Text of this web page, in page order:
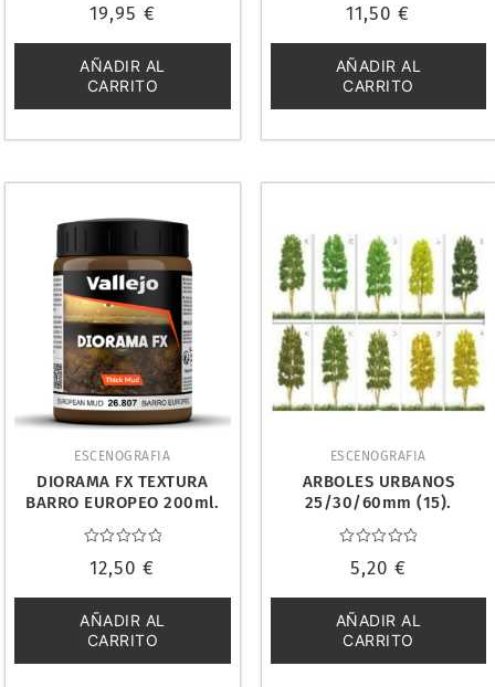
con
de
5
19,95 €
AÑADIR AL
CARRITO
con
de
5
11,50€
AÑADIR AL
CARRITO
ESCENOGRAFIA
DIORAMA FX TEXTURA
BARRO EUROPEO 200ml.
VALLEJO 26807
con
de
5
12,50€
AÑADIR AL
CARRITO
ESCENOGRAFIA
ARBOLES URBANOS
25/30/60mm (15).
KERANOVA 62013
con
de
5
5,20 €
AÑADIR AL
CARRITO